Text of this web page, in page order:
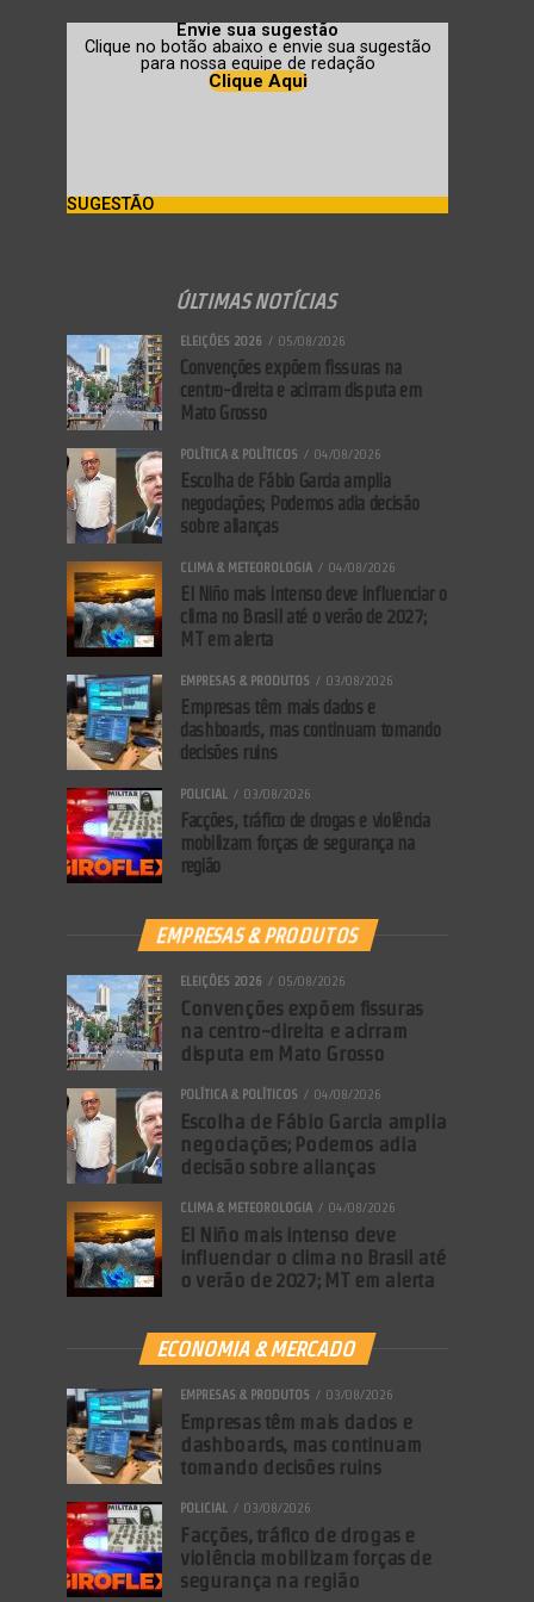
Envie sua sugestão
Clique no botão abaixo e envie sua sugestão
para nossa equipe de redação
Clique Aqui
SUGESTÃO
ÚLTIMAS NOTÍCIAS
ELEIÇÕES 2026 05/08/2026
Convenções expõem fissuras na
centro-direita e acirram disputa em
Mato Grosso
POLÍTICA & POLÍTICOS 04/08/2026
Escolha de Fábio Garcia amplia
negociações; Podemos adia decisão
sobre alianças
CLIMA & METEOROLOGIA 04/08/2026
El Niño mais intenso deve influenciar o
clima no Brasil até o verão de 2027;
MT em alerta
EMPRESAS & PRODUTOS 03/08/2026
Empresas têm mais dados e
dashboards, mas continuam tomando
decisões ruins
POLICIAL 03/08/2026
Facções, tráfico de drogas e violência
mobilizam forças de segurança na
região
EMPRESAS & PRODUTOS
ELEIÇÕES 2026 05/08/2026
Convenções expõem fissuras
na centro-direita e acirram
disputa em Mato Grosso
POLÍTICA & POLÍTICOS 04/08/2026
Escolha de Fábio Garcia amplia
negociações; Podemos adia
decisão sobre alianças
CLIMA & METEOROLOGIA 04/08/2026
El Niño mais intenso deve
influenciar o clima no Brasil até
o verão de 2027; MT em alerta
ECONOMIA & MERCADO
EMPRESAS & PRODUTOS 03/08/2026
Empresas têm mais dados e
dashboards, mas continuam
tomando decisões ruins
POLICIAL 03/08/2026
Facções, tráfico de drogas e
violência mobilizam forças de
segurança na região